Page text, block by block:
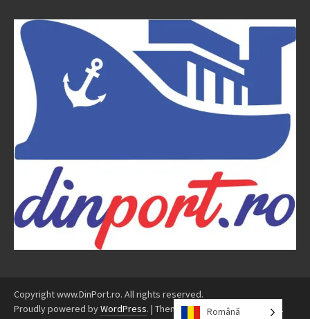
Copyright www.DinPort.ro. All rights reserved.
Proudly powered byWordPress. | Theme: Awaken byThemezHut .
Română